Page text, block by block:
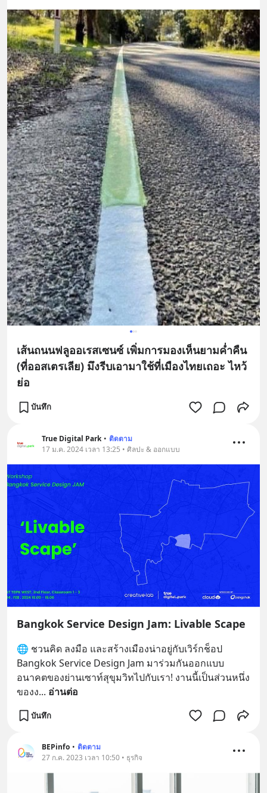
เส้นถนนฟลูออเรสเซนซ์ เพิ่มการมองเห็นยามค่ำคืน
(ที่ออสเตรเลีย) มึงรีบเอามาใช้ที่เมืองไทยเถอะ ไหว้
ย่อ
บันทึก
True Digital Park • ติดตาม
17 ม.ค. 2024 เวลา 13:25 • ศิลปะ & ออกแบบ
Bangkok Service Design Jam: Livable Scape
🌐 ชวนคิด ลงมือ และสร้างเมืองน่าอยู่กับเวิร์กช็อป
Bangkok Service Design Jam มาร่วมกันออกแบบ
อนาคตของย่านเซาท์สุขุมวิทไปกับเรา! งานนี้เป็นส่วนหนึ่ง
ของง... อ่านต่อ
บันทึก
BEPinfo • ติดตาม
27 ก.ค. 2023 เวลา 10:50 • ธุรกิจ